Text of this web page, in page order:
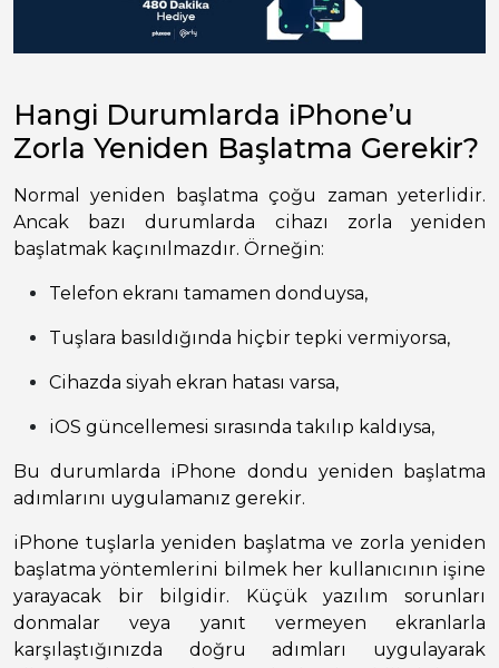
Hangi Durumlarda iPhone’u
Zorla Yeniden Başlatma Gerekir?
Normal yeniden başlatma çoğu zaman yeterlidir.
Ancak bazı durumlarda cihazı zorla yeniden
başlatmak kaçınılmazdır. Örneğin:
Telefon ekranı tamamen donduysa,
Tuşlara basıldığında hiçbir tepki vermiyorsa,
Cihazda siyah ekran hatası varsa,
iOS güncellemesi sırasında takılıp kaldıysa,
Bu durumlarda iPhone dondu yeniden başlatma
adımlarını uygulamanız gerekir.
iPhone tuşlarla yeniden başlatma ve zorla yeniden
başlatma yöntemlerini bilmek her kullanıcının işine
yarayacak bir bilgidir. Küçük yazılım sorunları
donmalar veya yanıt vermeyen ekranlarla
karşılaştığınızda doğru adımları uygulayarak